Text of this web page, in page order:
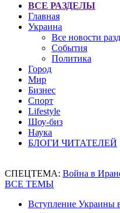
ВСЕ РАЗДЕЛЫ
Главная
Украина
Все новости
События
Политика
Город
Мир
Бизнес
Спорт
Lifestyle
Шоу-биз
Наука
БЛОГИ ЧИТАТЕЛЕЙ
СПЕЦТЕМА: Война в
ВСЕ ТЕМЫ
Вступление Украины